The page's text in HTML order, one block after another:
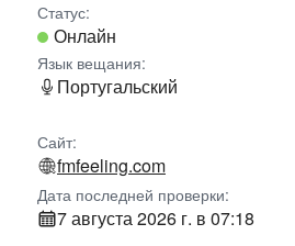
Статус:
Онлайн
Язык вещания:
Португальский
Сайт:
fmfeeling.com
Дата последней проверки:
7 августа 2026 г. в 07:18